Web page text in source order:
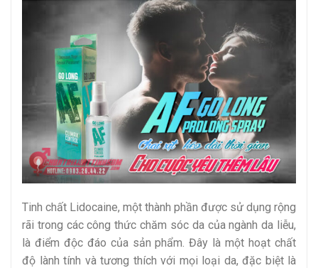
Tinh chất Lidocaine, một thành phần được sử dụng rộng
rãi trong các công thức chăm sóc da của ngành da liễu,
là điểm độc đáo của sản phẩm. Đây là một hoạt chất
độ lành tính và tương thích với mọi loại da, đặc biệt là